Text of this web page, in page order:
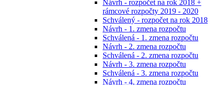
Návrh - rozpočet na rok 2018 +
rámcové rozpočty 2019 - 2020
Schválený - rozpočet na rok 2018
Návrh - 1. zmena rozpočtu
Schválená - 1. zmena rozpočtu
Návrh - 2. zmena rozpočtu
Schválená - 2. zmena rozpočtu
Návrh - 3. zmena rozpočtu
Schválená - 3. zmena rozpočtu
Návrh - 4. zmena rozpočtu